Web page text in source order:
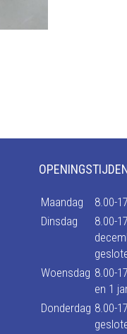
Maandag
8.00-
Dinsdag
8.00-
Woensdag 8.00-
en 1
Donderdag 8.00-